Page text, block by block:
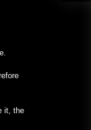
it, the